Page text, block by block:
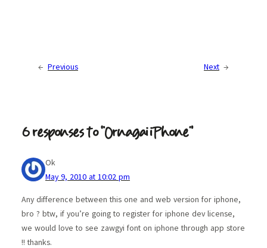
← Previous Next →
6 responses to “Ornagai iPhone”
Ok
May 9, 2010 at 10:02 pm
Any difference between this one and web version for iphone,
bro ? btw, if you’re going to register for iphone dev license,
we would love to see zawgyi font on iphone through app store
!! thanks.